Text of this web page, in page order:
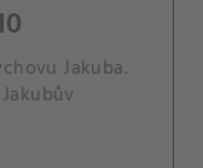
Jakuba.